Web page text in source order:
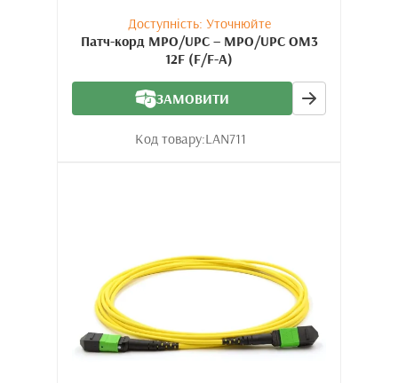
Доступність: Уточнюйте
Патч-корд MPO/UPC – MPO/UPC OM3
12F (F/F-A)
ЗАМОВИТИ
Код товару:LAN711